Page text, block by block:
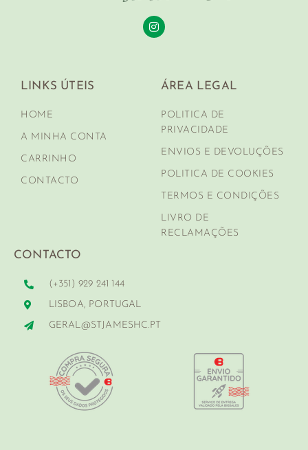
LINKS ÚTEIS
HOME
A MINHA CONTA
CARRINHO
CONTACTO
ÁREA LEGAL
POLITICA DE
PRIVACIDADE
ENVIOS E DEVOLUÇÕES
POLITICA DE COOKIES
TERMOS E CONDIÇÕES
LIVRO DE
RECLAMAÇÕES
CONTACTO
(+351) 929 241 144
LISBOA, PORTUGAL
GERAL@STJAMESHC.PT